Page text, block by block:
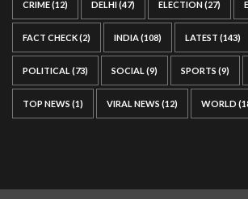
CRIME(12) DELHI(47) ELECTION(27)
FACT CHECK(2) INDIA(108) LATEST (143)
POLITICAL (73) SOCIAL (9) SPORTS (9)
TOP NEWS (1) VIRAL NEWS (12) WORLD